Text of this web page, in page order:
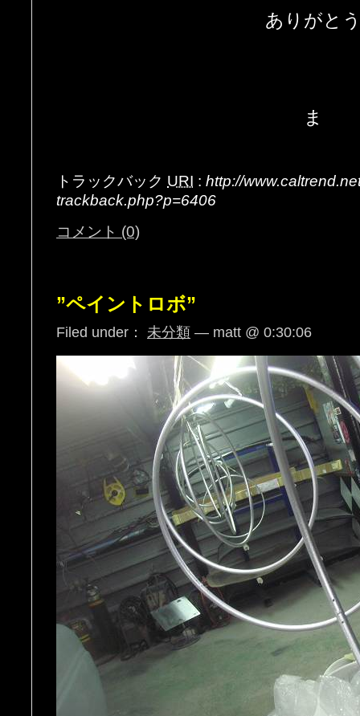
ありがと
ま
トラックバック URI : http://
trackback.php?p=6406
コメント (0)
”ペイントロボ”
Filed under： 未分類 — matt @ 0:30:06